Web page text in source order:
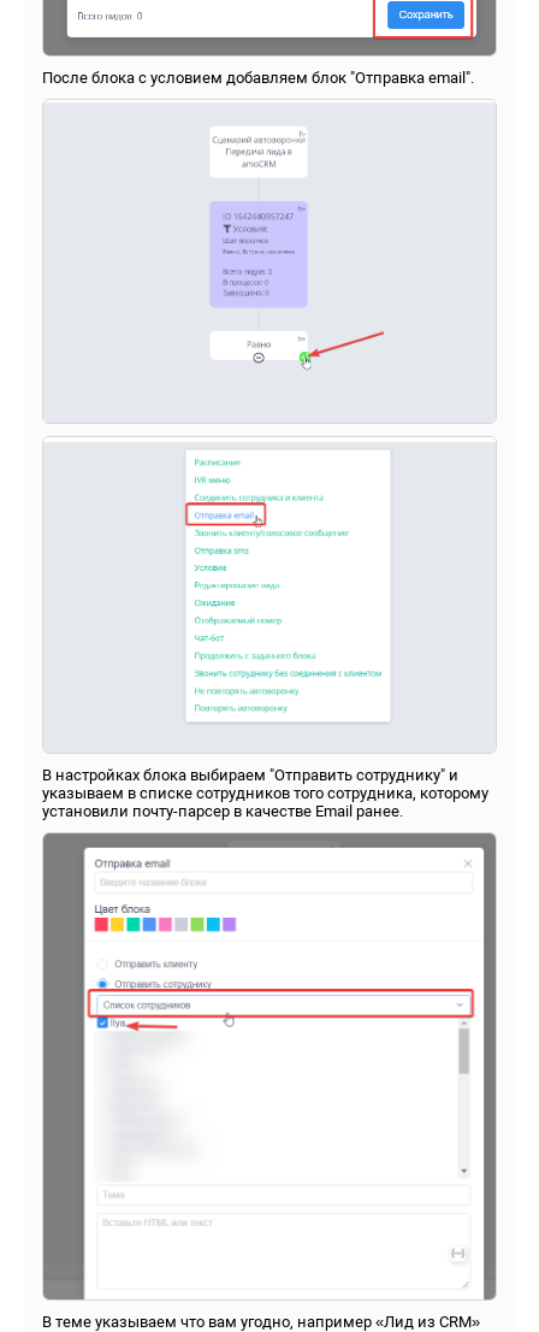
После блока с условием добавляем блок "Отправка email".
В настройках блока выбираем "Отправить сотруднику" и
указываем в списке сотрудников того сотрудника, которому
установили почту-парсер в качестве Email ранее.
В теме указываем что вам угодно, например «Лид из CRM»